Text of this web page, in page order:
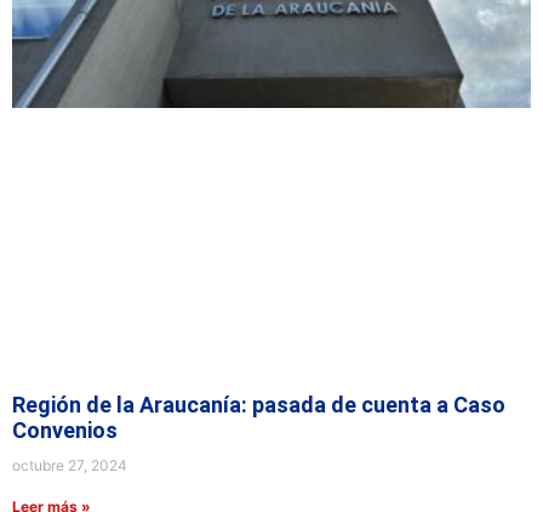
Región de la Araucanía: pasada de cuenta a Caso
Convenios
octubre 27, 2024
Leer más »